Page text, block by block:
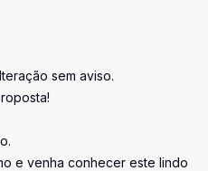
sem aviso.
e venha conhecer este lindo